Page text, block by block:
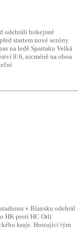
odehráli hokejisté
startem nové sezóny
na ledě Spartaku Velká
8:6, nicméně na obou
v Blansku odehrál
HK proti HC Orli
kraje. Hostující tým